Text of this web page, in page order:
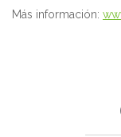
Más información: